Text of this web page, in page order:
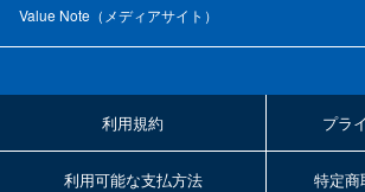
Value Note（ メディアサイト ）
利用規約 プラ
利用可能な支払方法 特定商